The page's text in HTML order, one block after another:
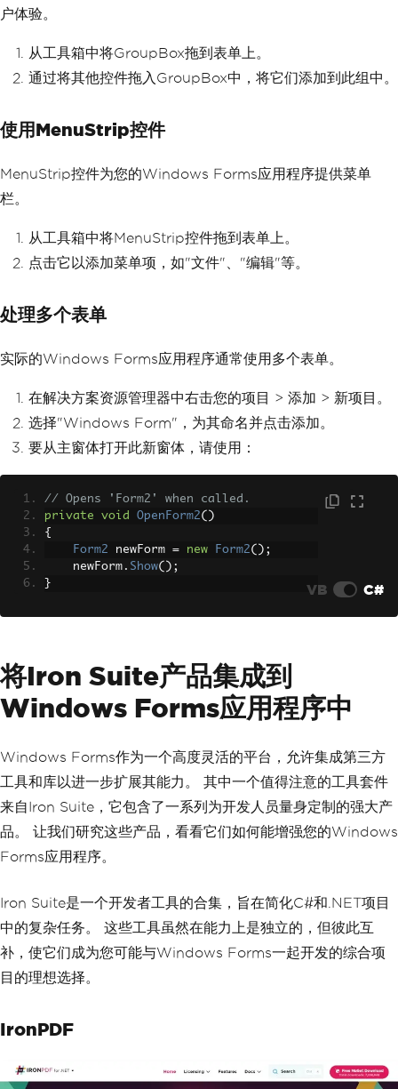
户体验。
从工具箱中将GroupBox拖到表单上。
通过将其他控件拖入GroupBox中，将它们添加到此组中。
使用MenuStrip控件
MenuStrip控件为您的Windows Forms应用程序提供菜单
栏。
从工具箱中将MenuStrip控件拖到表单上。
点击它以添加菜单项，如"文件"、"编辑"等。
处理多个表单
实际的Windows Forms应用程序通常使用多个表单。
在解决方案资源管理器中右击您的项目 > 添加 > 新项目。
选择"Windows Form"，为其命名并点击添加。
要从主窗体打开此新窗体，请使用：
// Opens 'Form2' when called.
private
void OpenForm2()
{
Form2 newForm = new Form2();
    newForm
. Show();
}
VB C#
将Iron Suite产品集成到
Windows Forms应用程序中
Windows Forms作为一个高度灵活的平台，允许集成第三方
工具和库以进一步扩展其能力。 其中一个值得注意的工具套件
来自Iron Suite，它包含了一系列为开发人员量身定制的强大产
品。 让我们研究这些产品，看看它们如何能增强您的Windows
Forms应用程序。
Iron Suite是一个开发者工具的合集，旨在简化C#和.NET项目
中的复杂任务。 这些工具虽然在能力上是独立的，但彼此互
补，使它们成为您可能与Windows Forms一起开发的综合项
目的理想选择。
IronPDF